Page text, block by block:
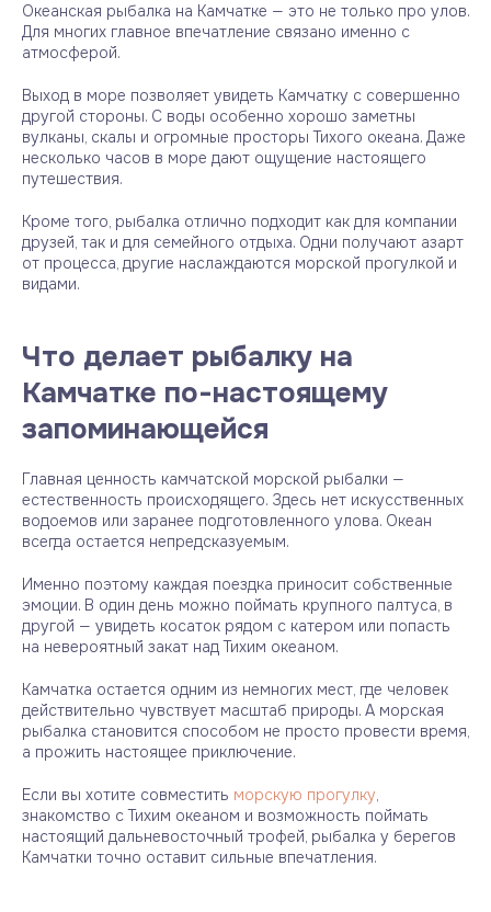
Океанская рыбалка на Камчатке — это не только про улов.
Для многих главное впечатление связано именно с
атмосферой.
Выход в море позволяет увидеть Камчатку с совершенно
другой стороны. С воды особенно хорошо заметны
вулканы, скалы и огромные просторы Тихого океана. Даже
несколько часов в море дают ощущение настоящего
путешествия.
Кроме того, рыбалка отлично подходит как для компании
друзей, так и для семейного отдыха. Одни получают азарт
от процесса, другие наслаждаются морской прогулкой и
видами.
Что делает рыбалку на
Камчатке по-настоящему
запоминающейся
Главная ценность камчатской морской рыбалки —
естественность происходящего. Здесь нет искусственных
водоемов или заранее подготовленного улова. Океан
всегда остается непредсказуемым.
Именно поэтому каждая поездка приносит собственные
эмоции. В один день можно поймать крупного палтуса, в
другой — увидеть косаток рядом с катером или попасть
на невероятный закат над Тихим океаном.
Камчатка остается одним из немногих мест, где человек
действительно чувствует масштаб природы. А морская
рыбалка становится способом не просто провести время,
а прожить настоящее приключение.
Если вы хотите совместить морскую прогулку,
знакомство с Тихим океаном и возможность поймать
настоящий дальневосточный трофей, рыбалка у берегов
Камчатки точно оставит сильные впечатления.